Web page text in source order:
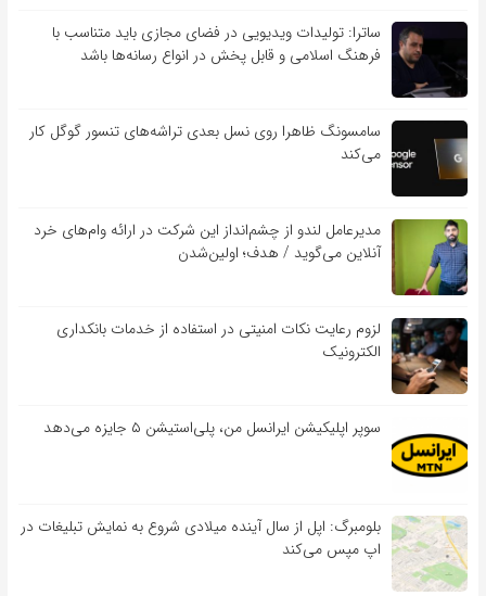
ساترا: تولیدات ویدیویی در فضای مجازی باید متناسب با
فرهنگ اسلامی و قابل پخش در انواع رسانه‌ها باشد
سامسونگ ظاهرا روی نسل بعدی تراشه‌های تنسور گوگل کار
می‌کند
مدیرعامل لندو از چشم‌انداز این شرکت در ارائه وام‌های خرد
آنلاین می‌گوید / هدف؛ اولین‌شدن
لزوم رعایت نکات امنیتی در استفاده از خدمات بانکداری
الکترونیک
سوپر اپلیکیشن ایرانسل من، پلی‌استیشن ۵ جایزه می‌دهد
بلومبرگ: اپل از سال آینده میلادی شروع به نمایش تبلیغات در
اپ مپس می‌کند